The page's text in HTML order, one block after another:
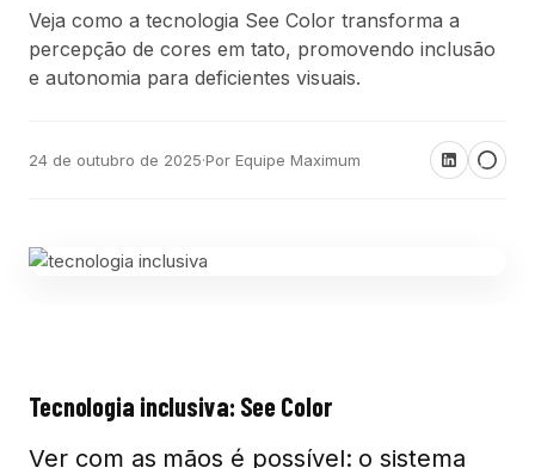
Veja como a tecnologia See Color transforma a
percepção de cores em tato, promovendo inclusão
e autonomia para deficientes visuais.
24 de outubro de 2025·Por Equipe Maximum
Tecnologia inclusiva: See Color
Ver com as mãos é possível: o sistema